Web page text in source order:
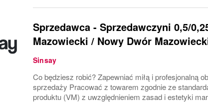
Sprzedawca - Sprzedawczyni 0,5/
Mazowiecki / Nowy Dwór
Sinsay
Co będziesz robić? Zapewniać miłą i profesjonalną
sprzedaży Pracować z towarem zgodnie ze
produktu (VM) z uwzględnieniem zasad i estetyki